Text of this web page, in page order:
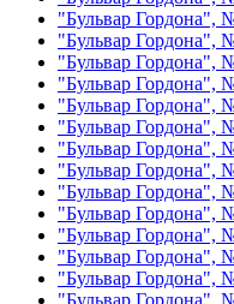
"Бульвар Гордона",
"Бульвар Гордона",
"Бульвар Гордона",
"Бульвар Гордона",
"Бульвар Гордона",
"Бульвар Гордона",
"Бульвар Гордона",
"Бульвар Гордона",
"Бульвар Гордона",
"Бульвар Гордона",
"Бульвар Гордона",
"Бульвар Гордона",
"Бульвар Гордона",
"Бульвар Гордона",